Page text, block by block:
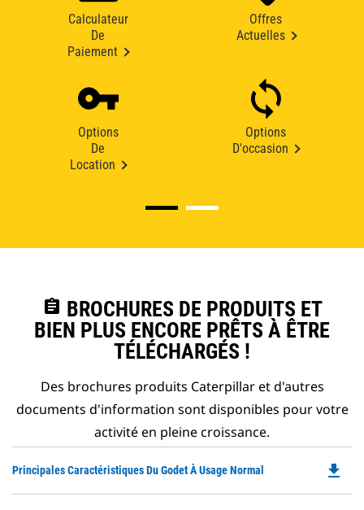
Calculateur
De
Paiement
Offres
Actuelles
Options
De
Location
Options
D'occasion
assignment BROCHURES DE PRODUITS ET
BIEN PLUS ENCORE PRÊTS À ÊTRE
TÉLÉCHARGÉS !
Des brochures produits Caterpillar et d'autres
documents d'information sont disponibles pour votre
activité en pleine croissance.
Principales Caractéristiques Du Godet À Usage Normal file_download